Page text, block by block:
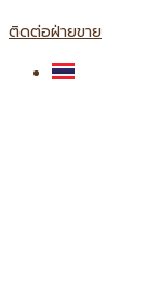
ติดต่อฝ่ายขาย